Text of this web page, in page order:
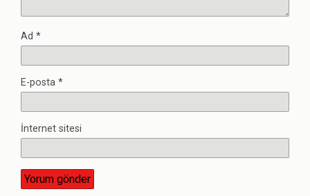
Ad *
E-posta *
İnternet sitesi